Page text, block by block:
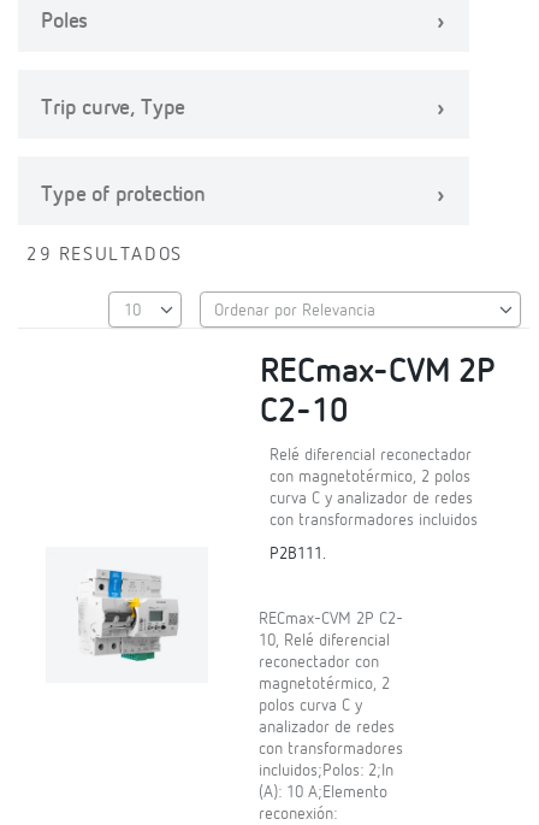
Poles
Trip curve, Type
Type of protection
29 RESULTADOS
RECmax-CVM 2P
C2-10
Relé diferencial reconectador
con magnetotérmico, 2 polos
curva C y analizador de redes
con transformadores incluidos
P2B111.
RECmax-CVM 2P C2-
10, Relé diferencial
reconectador con
magnetotérmico, 2
polos curva C y
analizador de redes
con transformadores
incluidos;Polos: 2;In
(A): 10 A;Elemento
reconexión: